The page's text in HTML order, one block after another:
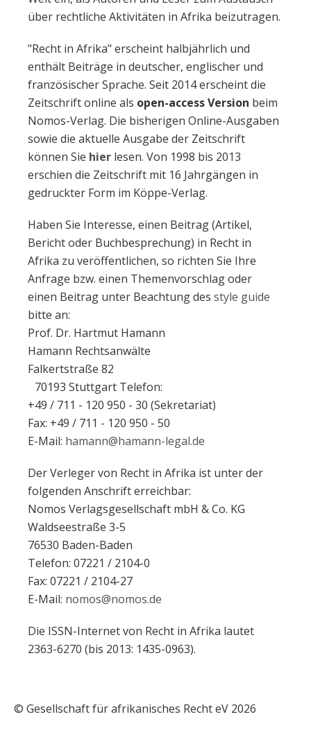
über rechtliche Aktivitäten in Afrika beizutragen.
"Recht in Afrika" erscheint halbjährlich und
enthält Beiträge in deutscher, englischer und
französischer Sprache. Seit 2014 erscheint die
Zeitschrift online als open-access Version beim
Nomos-Verlag. Die bisherigen Online-Ausgaben
sowie die aktuelle Ausgabe der Zeitschrift
können Sie hier lesen. Von 1998 bis 2013
erschien die Zeitschrift mit 16 Jahrgängen in
gedruckter Form im Köppe-Verlag.
Haben Sie Interesse, einen Beitrag (Artikel,
Bericht oder Buchbesprechung) in Recht in
Afrika zu veröffentlichen, so richten Sie Ihre
Anfrage bzw. einen Themenvorschlag oder
einen Beitrag unter Beachtung des style guide
bitte an:
Prof. Dr. Hartmut Hamann
Hamann Rechtsanwälte
Falkertstraße 82
70193 Stuttgart Telefon:
+49 / 711 - 120 950 - 30 (Sekretariat)
Fax: +49 / 711 - 120 950 - 50
E-Mail: hamann@hamann-legal.de
Der Verleger von Recht in Afrika ist unter der
folgenden Anschrift erreichbar:
Nomos Verlagsgesellschaft mbH & Co. KG
Waldseestraße 3-5
76530 Baden-Baden
Telefon: 07221 / 2104-0
Fax: 07221 / 2104-27
E-Mail: nomos@nomos.de
Die ISSN-Internet von Recht in Afrika lautet
2363-6270 (bis 2013: 1435-0963).
© Gesellschaft für afrikanisches Recht eV 2026